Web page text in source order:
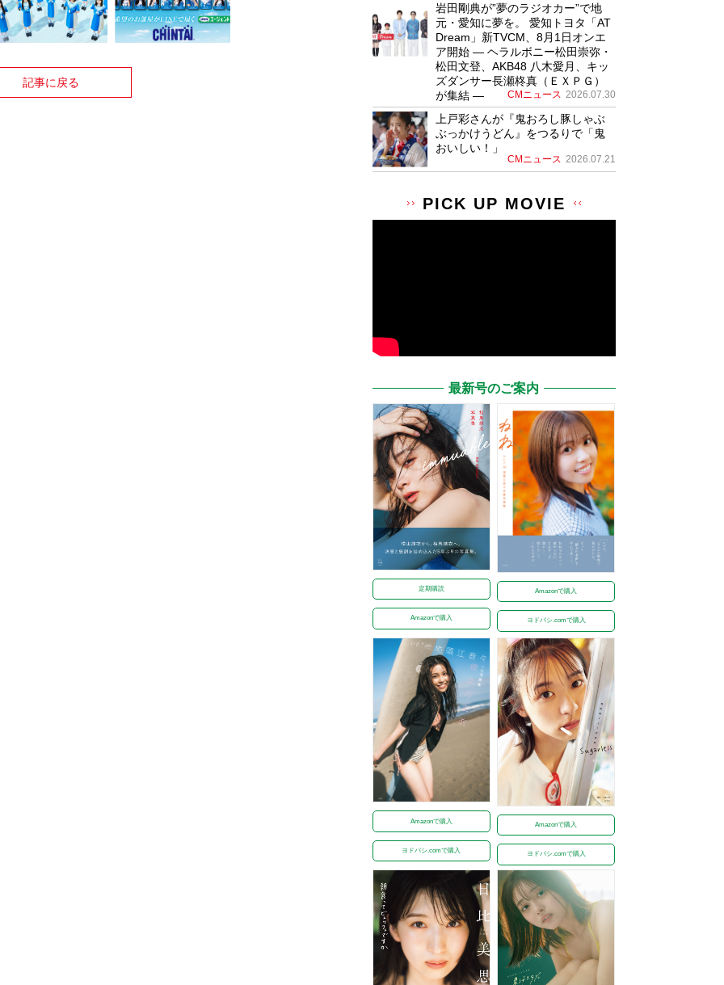
記事に戻る
岩田剛典が”夢のラジオカー”で地
元・愛知に夢を。 愛知トヨタ「AT
Dream」新TVCM、8月1日オンエ
ア開始 ― ヘラルボニー松田崇弥・
松田文登、AKB48 八木愛月、キッ
ズダンサー長瀬柊真（ＥＸＰＧ）
が集結 ―
CMニュース 2026.07.30
上戸彩さんが『鬼おろし豚しゃぶ
ぶっかけうどん』をつるりで「鬼
おいしい！」
CMニュース 2026.07.21
PICK UP MOVIE
最新号のご案内
定期購読
Amazonで購入
Amazonで購入
ヨドバシ.comで購入
Amazonで購入
ヨドバシ.comで購入
Amazonで購入
ヨドバシ.comで購入